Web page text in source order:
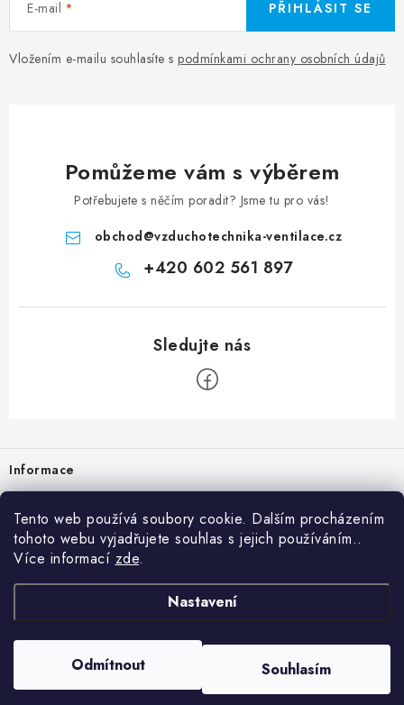
Tento web používá soubory cookie. Dalším procházením
tohoto webu vyjadřujete souhlas s jejich používáním..
Více informací zde.
Nastavení
Odmítnout Souhlasím
E-mail
Vložením e-mailu souhlasíte s podmínkami ochrany osobních údajů
PŘIHLÁSIT SE
Pomůžeme vám s výběrem
Potřebujete s něčím poradit? Jsme tu pro vás!
obchod@vzduchotechnika-ventilace.cz
+420 602 561 897
Informace
Prodejna
Rady a tipy
Nastavil tým EshopyUmíme.cz
vzduchotechnika-ventilace. Všechna práva vyhrazena.